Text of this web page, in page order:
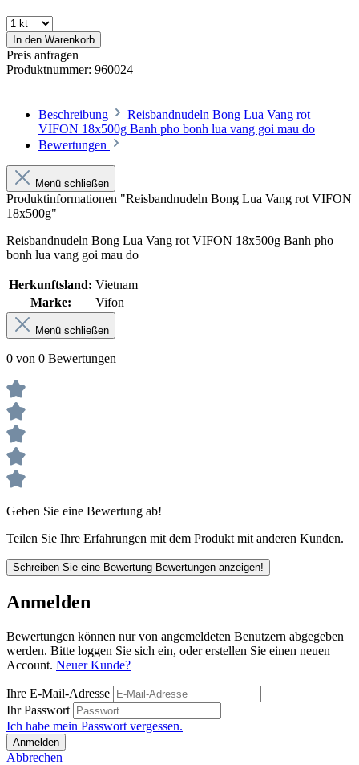
In den Warenkorb
Preis anfragen
Produktnummer: 960024
Beschreibung
Reisbandnudeln Bong Lua Vang rot
VIFON 18x500g Banh pho bonh lua vang goi mau do
Bewertungen
Menü schließen
Produktinformationen "Reisbandnudeln Bong Lua Vang rot VIFON
18x500g"
Reisbandnudeln Bong Lua Vang rot VIFON 18x500g Banh pho
bonh lua vang goi mau do
Herkunftsland: Vietnam
Marke:
Vifon
Menü schließen
0 von 0 Bewertungen
Geben Sie eine Bewertung ab!
Teilen Sie Ihre Erfahrungen mit dem Produkt mit anderen Kunden.
Schreiben Sie eine Bewertung Bewertungen anzeigen!
Anmelden
Bewertungen können nur von angemeldeten Benutzern abgegeben
werden. Bitte loggen Sie sich ein, oder erstellen Sie einen neuen
Account. Neuer Kunde?
Ihre E-Mail-Adresse
Ihr Passwort
Ich habe mein Passwort vergessen.
Anmelden
Abbrechen